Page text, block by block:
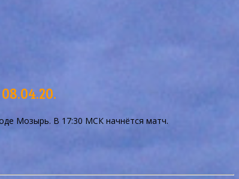
08.04.20.
Мозырь. В 17:30 МСК начнётся матч.